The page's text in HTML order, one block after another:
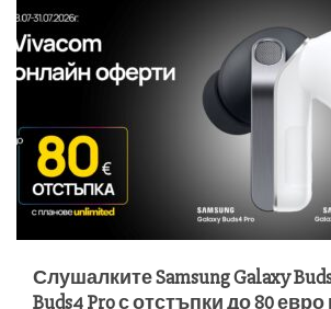
Слушалките Samsung Galaxy
Buds4 Pro с отстъпки до 80